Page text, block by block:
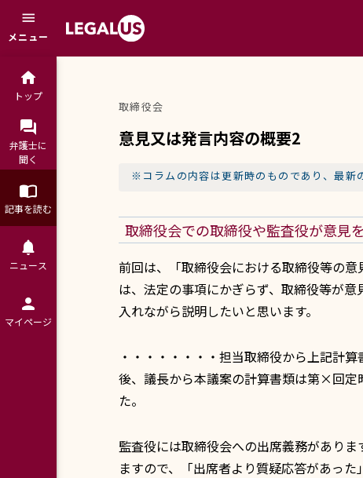
menu
メニュー
home
トップ
question_answer
弁護士に
聞く
import_contacts
記事を読む
notifications
ニュース
person
マイページ
取締役会
意見又は発言内容の概要2
※コラムの内容は更新時のものであり、最新
取締役会での取締役や監査役が意見
前回は、「取締役会における取締役等の
は、法定の事項にかぎらず、取締役等が
入れながら説明したいと思います。
・・・・・・・・担当取締役から上記計
後、議長から本議案の計算書類は第×回定
た。
監査役には取締役会への出席義務がありま
ますので、「出席者より質疑応答があっ